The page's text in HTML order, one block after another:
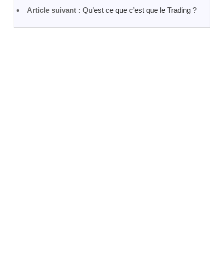
Article suivant : Qu’est ce que c’est que le Trading ?